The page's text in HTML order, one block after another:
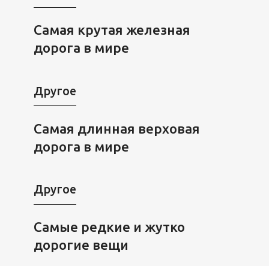
Самая крутая железная
дорога в мире
Другое
Самая длинная верховая
дорога в мире
Другое
Самые редкие и жутко
дорогие вещи